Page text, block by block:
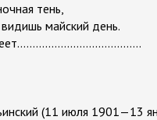
тень,
майский день.
(11 июля 1901—13